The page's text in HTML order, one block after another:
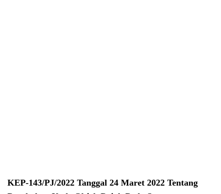
KEP-143/PJ/2022 Tanggal 24 Maret 2022 Tentang